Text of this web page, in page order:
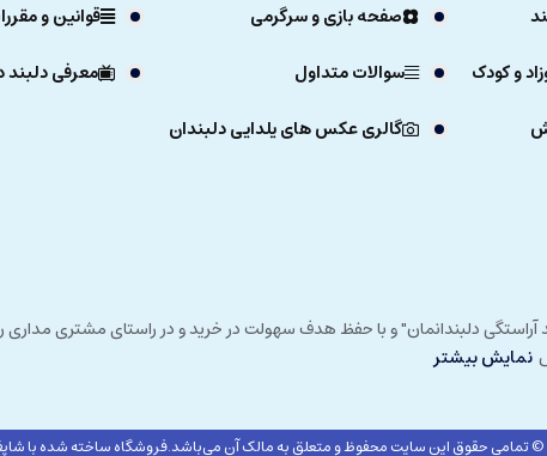
صفحه بازی و سرگرمی
قوانین و
و کودک
سوالات متداول
معرفی
گالری عکس های یلدایی دلبندان
خداوند در زمستان 1392 و با شعار "آرزوی دلبند آراستگی دلبندانمان" و با حفظ هدف سهولت در خرید
نمایش بیشتر
© تمامی حقوق این سایت محفوظ و متعلق به مالک آن می‌باشد.فروشگاه ساخته شده با